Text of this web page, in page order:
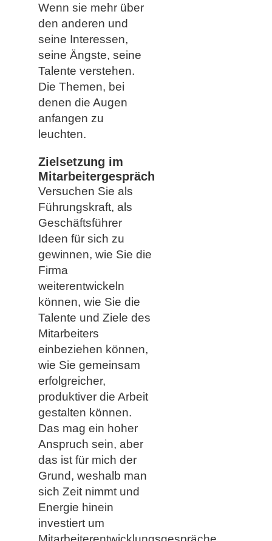
Wenn sie mehr über
den anderen und
seine Interessen,
seine Ängste, seine
Talente verstehen.
Die Themen, bei
denen die Augen
anfangen zu
leuchten.
Zielsetzung im
Mitarbeitergespräch
Versuchen Sie als
Führungskraft, als
Geschäftsführer
Ideen für sich zu
gewinnen, wie Sie die
Firma
weiterentwickeln
können, wie Sie die
Talente und Ziele des
Mitarbeiters
einbeziehen können,
wie Sie gemeinsam
erfolgreicher,
produktiver die Arbeit
gestalten können.
Das mag ein hoher
Anspruch sein, aber
das ist für mich der
Grund, weshalb man
sich Zeit nimmt und
Energie hinein
investiert um